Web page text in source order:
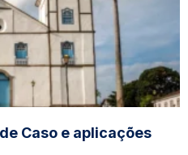
Caso e aplicações